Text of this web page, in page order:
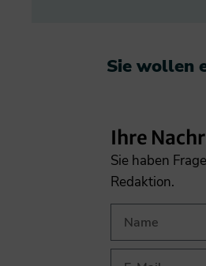
Sie wollen
Ihre
Sie haben
Redaktion.